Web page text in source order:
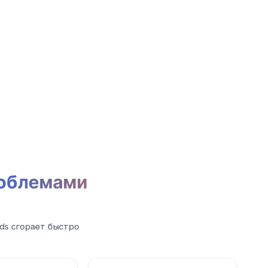
сгорает быстро